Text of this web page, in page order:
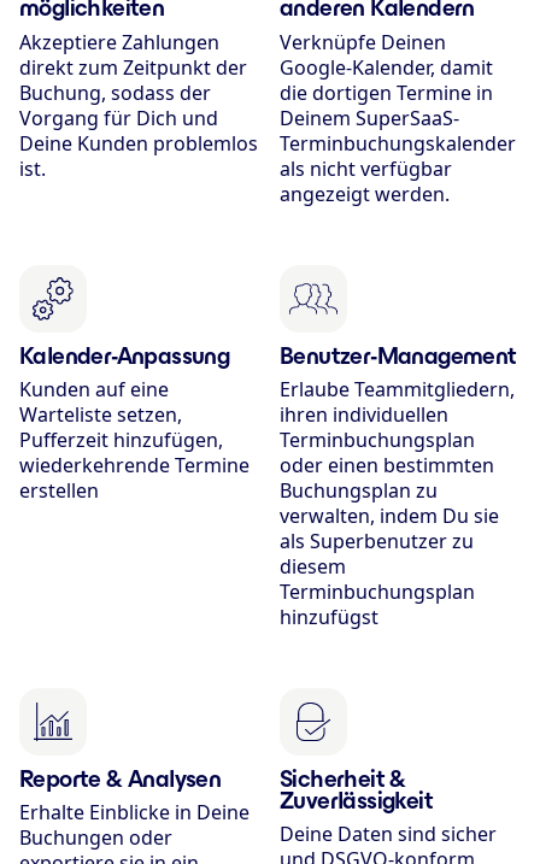
möglichkeiten
Akzeptiere Zahlungen
direkt zum Zeitpunkt der
Buchung, sodass der
Vorgang für Dich und
Deine Kunden problemlos
ist.
anderen Kalendern
Verknüpfe Deinen
Google-Kalender, damit
die dortigen Termine in
Deinem SuperSaaS-
Terminbuchungs­kalender
als nicht verfügbar
angezeigt werden.
Kalender-Anpassung
Kunden auf eine
Warteliste setzen,
Pufferzeit hinzufügen,
wiederkehrende Termine
erstellen
Benutzer-Management
Erlaube Teammitgliedern,
ihren individuellen
Terminbuchungsplan
oder einen bestimmten
Buchungsplan zu
verwalten, indem Du sie
als Superbenutzer zu
diesem
Terminbuchungsplan
hinzufügst
Reporte & Analysen
Erhalte Einblicke in Deine
Buchungen oder
Sicherheit &
Zuverlässigkeit
Deine Daten sind sicher